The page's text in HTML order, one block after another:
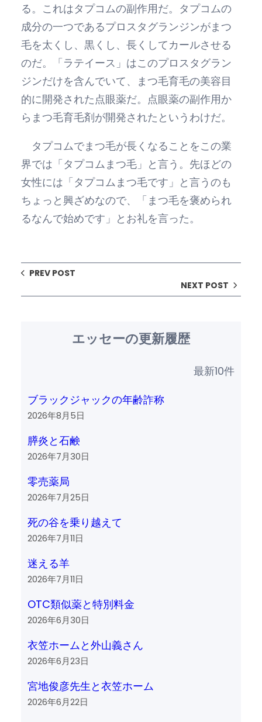
る。これはタプコムの副作用だ。タプコムの
成分の一つであるプロスタグランジンがまつ
毛を太くし、黒くし、長くしてカールさせる
のだ。「ラテイース」はこのプロスタグラン
ジンだけを含んでいて、まつ毛育毛の美容目
的に開発された点眼薬だ。点眼薬の副作用か
らまつ毛育毛剤が開発されたというわけだ。
タプコムでまつ毛が長くなることをこの業
界では「タプコムまつ毛」と言う。先ほどの
女性には「タプコムまつ毛です」と言うのも
ちょっと興ざめなので、「まつ毛を褒められ
るなんで始めです」とお礼を言った。
PREV POST
NEXT POST
エッセーの更新履歴
最新10件
ブラックジャックの年齢詐称
2026年8月5日
膵炎と石鹸
2026年7月30日
零売薬局
2026年7月25日
死の谷を乗り越えて
2026年7月11日
迷える羊
2026年7月11日
OTC類似薬と特別料金
2026年6月30日
衣笠ホームと外山義さん
2026年6月23日
宮地俊彦先生と衣笠ホーム
2026年6月22日